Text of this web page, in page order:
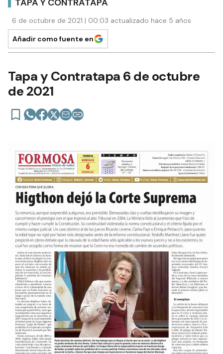
TAPA Y CONTRATAPA
6 de octubre de 2021 | 00:03 actualizado hace 5 años
Añadir como fuente en
Tapa y Contratapa 6 de octubre
de 2021